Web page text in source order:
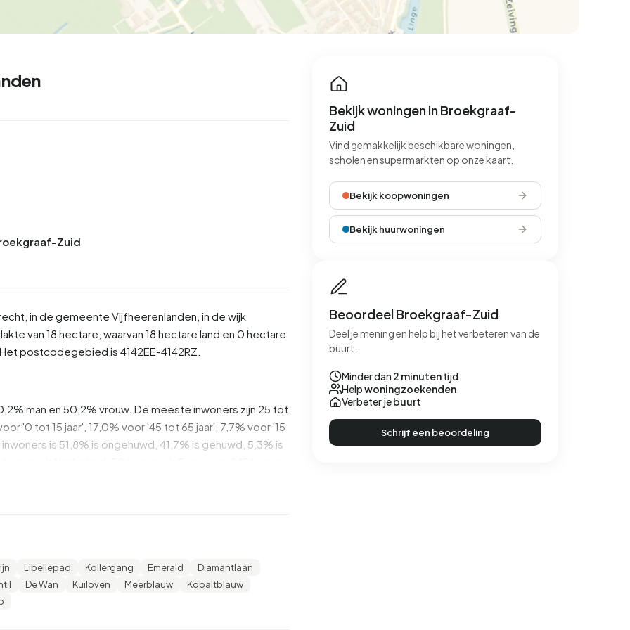
2-onder-1-kap Vrijstaand
217
Kamers
Zuid
, in de gemeente Vijfheerenlanden , in de wijk
van 18 hectare, waarvan 18 hectare land en 0 hectare
postcodegebied is 4142EE-4142RZ.
man en 50,2% vrouw. De meeste inwoners zijn 25 tot
'0 tot 15 jaar', 17,0% voor '45 tot 65 jaar', 7,7% voor '15
is 51,8% is ongehuwd, 41,7% is gehuwd, 5,3% is
Het gemiddelde inkomen per inkomensontvanger is
gemiddelde van €35.800. Per inwoner ligt het
lager is dan het nationale gemiddelde van €29.200.
Libellepad Kollergang Emerald
Diamantlaan
De Wan Kuiloven Meerblauw
Kobaltblauw
Bekijk woningen in Broekgraaf-
Zuid
Vind gemakkelijk beschikbare woningen,
scholen en supermarkten op onze kaart.
Bekijk koopwoningen
Bekijk huurwoningen
Beoordeel Broekgraaf-Zuid
Deel je mening en help bij het verbeteren van de
buurt.
Minder dan 2 minutentijd
Helpwoningzoekenden
Verbeter jebuurt
Schrijf een beoordeling